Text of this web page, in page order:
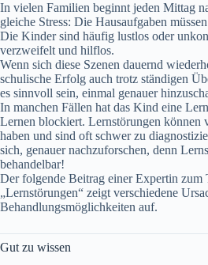
In vielen Familien beginnt jeden Mittag
gleiche Stress: Die Hausaufgaben
Die Kinder sind häufig lustlos oder
verzweifelt und hilflos.
Wenn sich diese Szenen dauernd
schulische Erfolg auch trotz ständigen
es sinnvoll sein, einmal genauer
In manchen Fällen hat das Kind eine
Lernen blockiert. Lernstörungen können
haben und sind oft schwer zu
sich, genauer nachzuforschen, denn
behandelbar!
Der folgende Beitrag einer Expertin zum
„Lernstörungen“ zeigt verschiedene
Behandlungsmöglichkeiten auf.
Gut zu wissen